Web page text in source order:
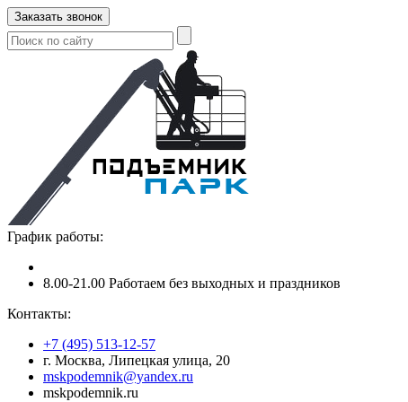
Заказать звонок
График работы:
8.00-21.00 Работаем без выходных и праздников
Контакты:
+7 (495) 513-12-57
г. Москва, Липецкая улица, 20
mskpodemnik@yandex.ru
mskpodemnik.ru